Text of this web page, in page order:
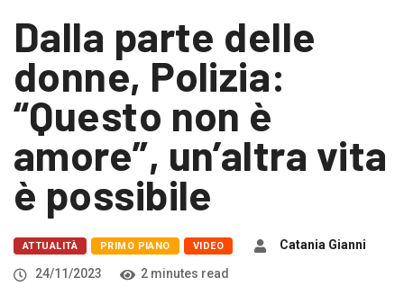
Dalla parte delle
donne, Polizia:
“Questo non è
amore”, un’altra vita
è possibile
ATTUALITÀ PRIMO PIANO VIDEO
Catania Gianni
24/11/2023
2 minutes read